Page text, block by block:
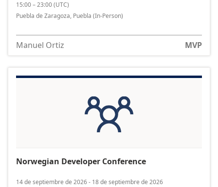
15:00 – 23:00(UTC)
Puebla de Zaragoza, Puebla (In-Person)
Manuel Ortiz MVP
Norwegian Developer Conference
14 de septiembre de 2026 - 18 de septiembre de 2026